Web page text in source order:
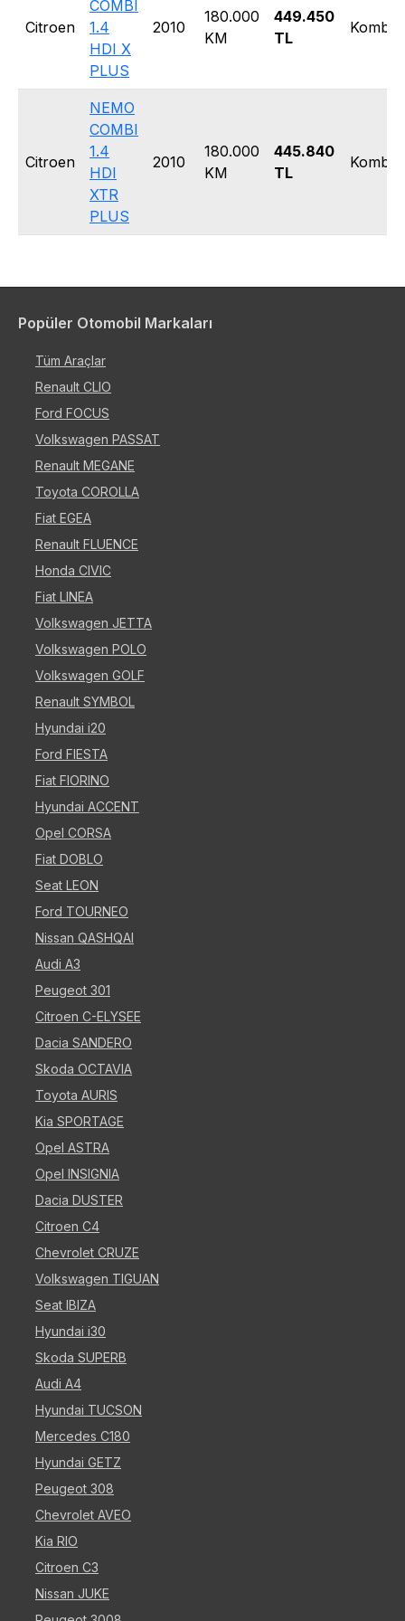
Citroen
COMBI
1.4
HDI X
PLUS
2010
180.000
KM
449.450
TL
Kombi
Citroen
NEMO
COMBI
1.4
HDI
XTR
PLUS
2010
180.000
KM
445.840
TL
Kombi
Popüler Otomobil Markaları
Tüm Araçlar
Renault CLIO
Ford FOCUS
Volkswagen PASSAT
Renault MEGANE
Toyota COROLLA
Fiat EGEA
Renault FLUENCE
Honda CIVIC
Fiat LINEA
Volkswagen JETTA
Volkswagen POLO
Volkswagen GOLF
Renault SYMBOL
Hyundai i20
Ford FIESTA
Fiat FIORINO
Hyundai ACCENT
Opel CORSA
Fiat DOBLO
Seat LEON
Ford TOURNEO
Nissan QASHQAI
Audi A3
Peugeot 301
Citroen C-ELYSEE
Dacia SANDERO
Skoda OCTAVIA
Toyota AURIS
Kia SPORTAGE
Opel ASTRA
Opel INSIGNIA
Dacia DUSTER
Citroen C4
Chevrolet CRUZE
Volkswagen TIGUAN
Seat IBIZA
Hyundai i30
Skoda SUPERB
Audi A4
Hyundai TUCSON
Mercedes C180
Hyundai GETZ
Peugeot 308
Chevrolet AVEO
Kia RIO
Citroen C3
Nissan JUKE